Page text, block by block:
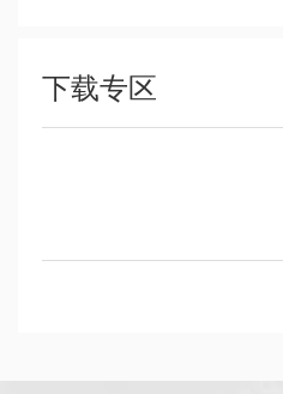
下载专区